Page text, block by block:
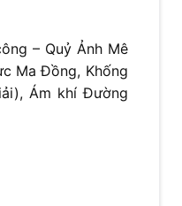
– Quỷ Ảnh Mê
Ma Đồng, Khống
Ám khí Đường